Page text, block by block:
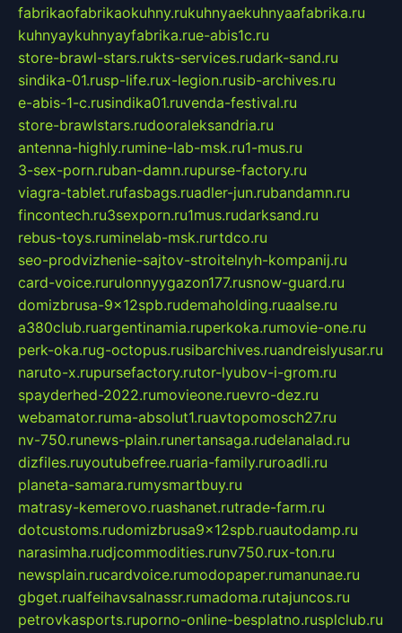
fabrikaofabrikaokuhny.rukuhnyaekuhnyaafabrika.ru
kuhnyaykuhnyayfabrika.rue-abis1c.ru
store-brawl-stars.rukts-services.rudark-sand.ru
sindika-01.rusp-life.rux-legion.rusib-archives.ru
e-abis-1-c.rusindika01.ruvenda-festival.ru
store-brawlstars.rudooraleksandria.ru
antenna-highly.rumine-lab-msk.ru1-mus.ru
3-sex-porn.ruban-damn.rupurse-factory.ru
viagra-tablet.rufasbags.ruadler-jun.rubandamn.ru
fincontech.ru3sexporn.ru1mus.rudarksand.ru
rebus-toys.ruminelab-msk.rurtdco.ru
seo-prodvizhenie-sajtov-stroitelnyh-kompanij.ru
card-voice.rurulonnyygazon177.rusnow-guard.ru
domizbrusa-9x12spb.rudemaholding.ruaalse.ru
a380club.ruargentinamia.ruperkoka.rumovie-one.ru
perk-oka.rug-octopus.rusibarchives.ruandreislyusar.ru
naruto-x.rupursefactory.rutor-lyubov-i-grom.ru
spayderhed-2022.rumovieone.ruevro-dez.ru
webamator.ruma-absolut1.ruavtopomosch27.ru
nv-750.runews-plain.runertansaga.rudelanalad.ru
dizfiles.ruyoutubefree.ruaria-family.ruroadli.ru
planeta-samara.rumysmartbuy.ru
matrasy-kemerovo.ruashanet.rutrade-farm.ru
dotcustoms.rudomizbrusa9x12spb.ruautodamp.ru
narasimha.rudjcommodities.runv750.rux-ton.ru
newsplain.rucardvoice.rumodopaper.rumanunae.ru
gbget.rualfeihavsalnassr.rumadoma.rutajuncos.ru
petrovkasports.ruporno-online-besplatno.rusplclub.ru